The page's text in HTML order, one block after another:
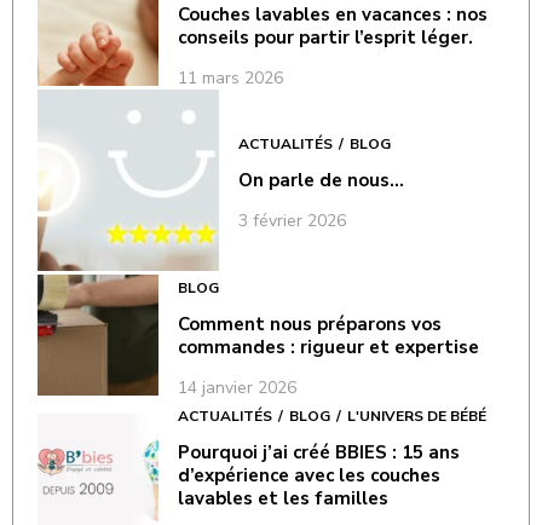
Couches lavables en vacances : nos
conseils pour partir l’esprit léger.
11 mars 2026
ACTUALITÉS BLOG
On parle de nous…
3 février 2026
BLOG
Comment nous préparons vos
commandes : rigueur et expertise
14 janvier 2026
ACTUALITÉS BLOG L'UNIVERS DE BÉBÉ
Pourquoi j’ai créé BBIES : 15 ans
d’expérience avec les couches
lavables et les familles